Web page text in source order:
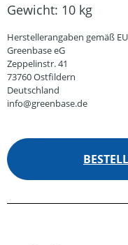
Gewicht: 10 kg
Herstellerangaben gemäß
Greenbase eG
Zeppelinstr. 41
73760 Ostfildern
Deutschland
info@greenbase.de